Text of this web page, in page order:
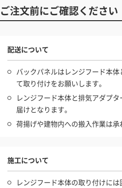
ご注文前にご確認ください
配送について
バックパネルはレンジフード本
て取り付けをお願いします。
レンジフード本体と排気アダプ
届けとなります。
荷揚げや建物内への搬入作業は承
施工について
レンジフード本体の取り付けには